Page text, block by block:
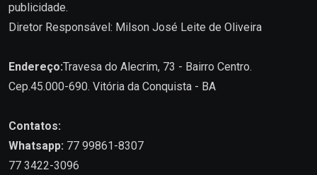
publicidade.
Diretor Responsável: Milson José Leite de Oliveira
Endereço:Travesa do Alecrim, 73 - Bairro Centro.
Cep.45.000-690. Vitória da Conquista - BA
Contatos:
Whatsapp: 77 99861-8307
77 3422-3096